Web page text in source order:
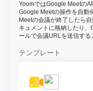
YoomではGoogle Meetの
Google Meetの操作を自動
Meetの会議が終了したら
キュメントに格納したり
ールで会議URLを送信する
テンプレート